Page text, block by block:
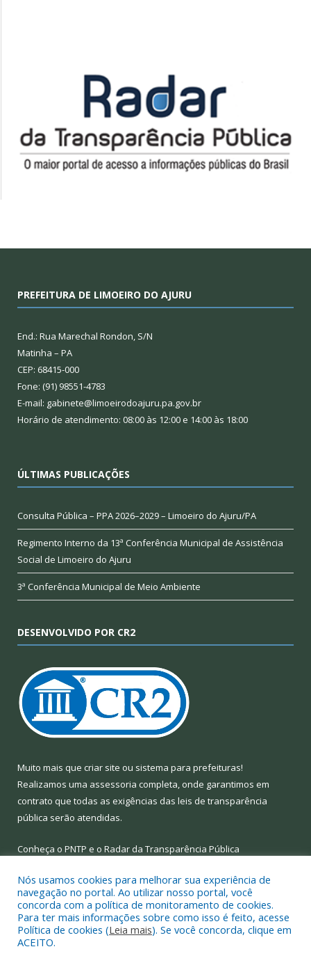
PREFEITURA DE LIMOEIRO DO AJURU
End.: Rua Marechal Rondon, S/N
Matinha – PA
CEP: 68415-000
Fone: (91) 98551-4783
E-mail: gabinete@limoeirodoajuru.pa.gov.br
Horário de atendimento: 08:00 às 12:00 e 14:00 às 18:00
ÚLTIMAS PUBLICAÇÕES
Consulta Pública – PPA 2026–2029 – Limoeiro do Ajuru/PA
Regimento Interno da 13ª Conferência Municipal de Assistência
Social de Limoeiro do Ajuru
3ª Conferência Municipal de Meio Ambiente
DESENVOLVIDO POR CR2
Muito mais que criar site ou sistema para prefeituras!
Realizamos uma assessoria completa, onde garantimos em
contrato que todas as exigências das leis de transparência
pública serão atendidas.
Conheça o PNTP e o Radar da Transparência Pública
Todos os direitos reservados a Prefeitura Municipal de Limoeiro
do Ajuru.
Nós usamos cookies para melhorar sua experiência de
navegação no portal. Ao utilizar nosso portal, você
concorda com a política de monitoramento de cookies.
Para ter mais informações sobre como isso é feito, acesse
Política de cookies (Leia mais). Se você concorda, clique em
ACEITO.